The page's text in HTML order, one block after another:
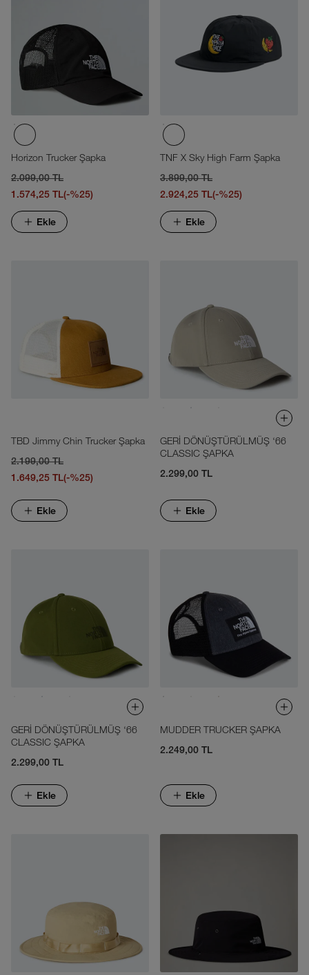
Horizon Trucker Şapka
2.099,00 TL
1.574,25 TL(-%25)
Ekle
TNF X Sky High Farm Şapka
3.899,00 TL
2.924,25 TL(-%25)
Ekle
TBD Jimmy Chin Trucker Şapka
2.199,00 TL
1.649,25 TL(-%25)
Ekle
GERİ DÖNÜŞTÜRÜLMÜŞ ‘66
CLASSIC ŞAPKA
2.299,00 TL
Ekle
GERİ DÖNÜŞTÜRÜLMÜŞ ‘66
CLASSIC ŞAPKA
2.299,00 TL
Ekle
MUDDER TRUCKER ŞAPKA
2.249,00 TL
Ekle